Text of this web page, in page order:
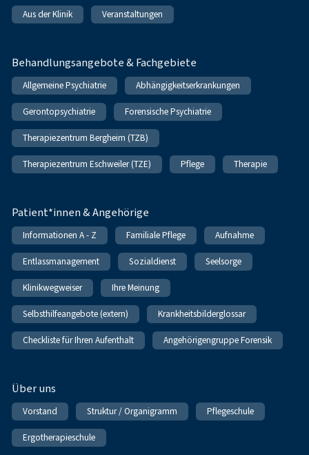
Aus der Klinik Veranstaltungen
Behandlungsangebote & Fachgebiete
Allgemeine Psychiatrie Abhängigkeitserkrankungen
Gerontopsychiatrie Forensische Psychiatrie
Therapiezentrum Bergheim (TZB)
Therapiezentrum Eschweiler (TZE) Pflege Therapie
Patient*innen & Angehörige
Informationen A - Z Familiale Pflege Aufnahme
Entlassmanagement Sozialdienst Seelsorge
Klinikwegweiser Ihre Meinung
Selbsthilfeangebote (extern) Krankheitsbilderglossar
Checkliste für Ihren Aufenthalt Angehörigengruppe Forensik
Über uns
Vorstand Struktur / Organigramm Pflegeschule
Ergotherapieschule